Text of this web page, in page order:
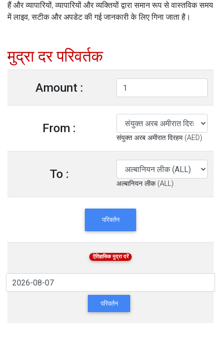
हैं और व्यापारियों, व्यापारियों और व्यक्तियों द्वारा समान रूप से वास्तविक समय
में लाइव, सटीक और अपडेट की गई जानकारी के लिए गिना जाता है।
मुद्रा दर परिवर्तक
Amount :
From :
संयुक्त अरब अमीरात दिरहम (AED)
To :
अल्बानियन लीक (ALL)
परिवर्तन
ऐतिहासिक मुद्रा दरें
परिवर्तन